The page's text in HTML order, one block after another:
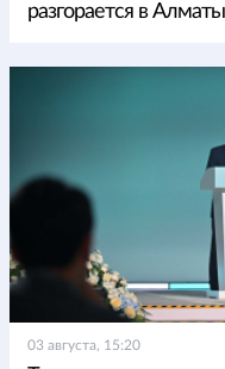
разгорается в Алматы
03 августа, 15:20